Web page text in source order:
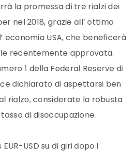
la promessa di tre rialzi dei
nel 2018, grazie all’ ottimo
economia USA, che beneficerà
recentemente approvata.
1 della Federal Reserve di
dichiarato di aspettarsi ben
rialzo, considerate la robusta
di disoccupazione.
USD su di giri dopo i